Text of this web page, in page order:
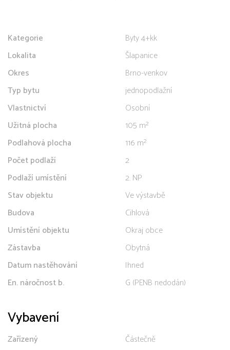
Kategorie
Byty 4+kk
Lokalita
Šlapanice
Okres
Brno-venkov
Typ bytu
jednopodlažní
Vlastnictví
Osobní
Užitná plocha
105 m²
Podlahová plocha
116 m²
Počet podlaží
2
Podlaží umístění
2. NP
Stav objektu
Ve výstavbě
Budova
Cihlová
Umístění objektu
Okraj obce
Zástavba
Obytná
Datum nastěhování
Ihned
En. náročnost b.
G (PENB nedodán)
Vybavení
Zařízený
Částečně